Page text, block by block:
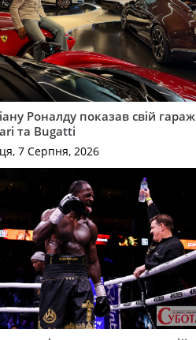
Роналду показав свій гараж
та Bugatti
7 Серпня, 2026